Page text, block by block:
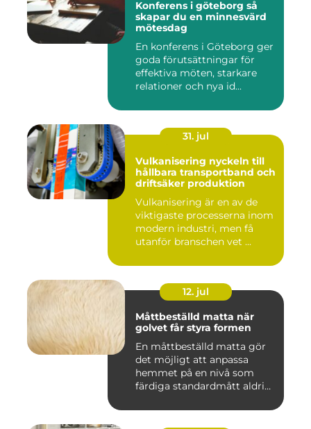
Konferens i göteborg så
skapar du en minnesvärd
mötesdag
En konferens i Göteborg ger
goda förutsättningar för
effektiva möten, starkare
relationer och nya id...
31. jul
Vulkanisering nyckeln till
hållbara transportband och
driftsäker produktion
Vulkanisering är en av de
viktigaste processerna inom
modern industri, men få
utanför branschen vet ...
12. jul
Måttbeställd matta när
golvet får styra formen
En måttbeställd matta gör
det möjligt att anpassa
hemmet på en nivå som
färdiga standardmått aldrig